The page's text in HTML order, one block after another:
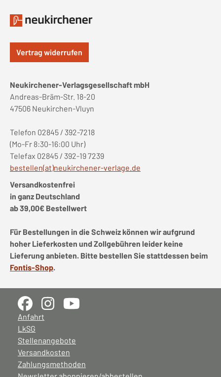
Vertrag widerrufen
Neukirchener-Verlagsgesellschaft mbH
Andreas-Bräm-Str. 18-20
47506 Neukirchen-Vluyn
Telefon 02845 / 392-7218
(Mo-Fr 8:30-16:00 Uhr)
Telefax 02845 / 392-19 7239
bestellen(at)neukirchener-verlage.de
Versandkostenfrei
in ganz Deutschland
ab 39,00€ Bestellwert
Für Bestellungen in die Schweiz können wir aufgrund
hoher Lieferkosten und Zollgebühren leider keine
Lieferung anbieten. Bitte bestellen Sie stattdessen beim
Fontis-Shop.
Anfahrt
LkSG
Stellenangebote
Versandkosten
Zahlungsmethoden